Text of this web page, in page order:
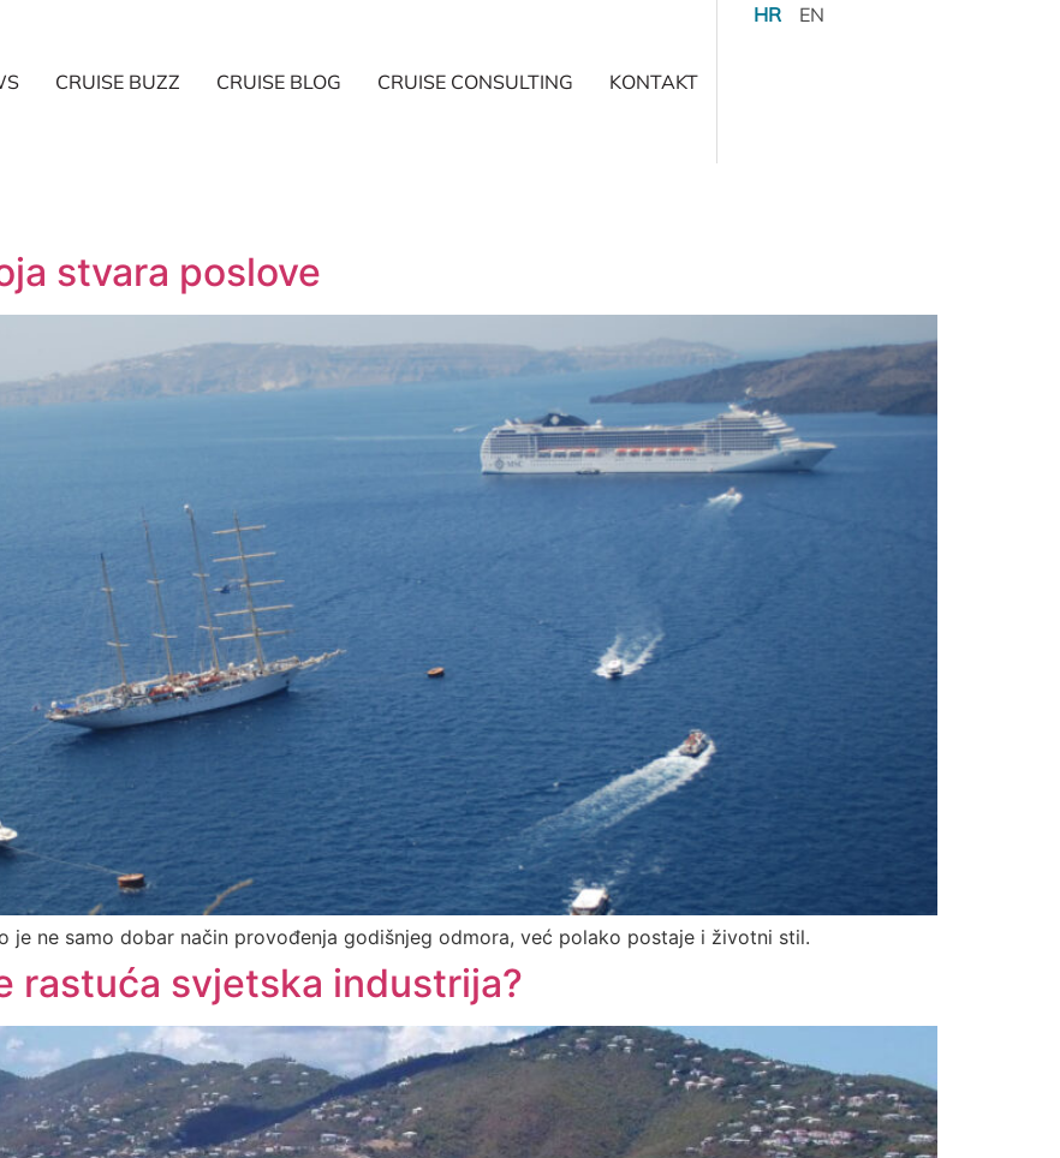
CRUISE BUZZ CRUISE BLOG CRUISE CONSULTING KONTAKT
HR EN
stvara poslove
je ne samo dobar način provođenja godišnjeg odmora, već polako postaje i životni stil.
rastuća svjetska industrija?